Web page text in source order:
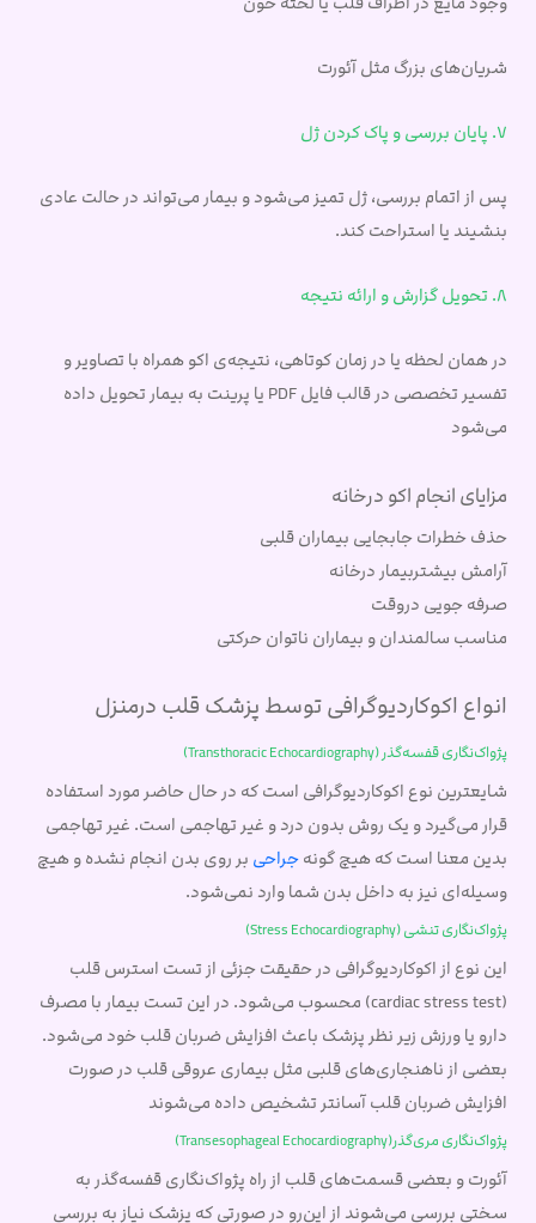
شریان‌های بزرگ مثل آئورت
7. پایان بررسی و پاک کردن ژل
پس از اتمام بررسی، ژل تمیز می‌شود و بیمار می‌تواند در حالت عادی
بنشیند یا استراحت کند.
8. تحویل گزارش و ارائه نتیجه
در همان لحظه یا در زمان کوتاهی، نتیجه‌ی اکو همراه با تصاویر و
تفسیر تخصصی در قالب فایل PDF یا پرینت به بیمار تحویل داده
می‌شود
مزایای انجام اکو درخانه
حذف خطرات جابجایی بیماران قلبی
آرامش بیشتربیمار درخانه
صرفه جویی دروقت
مناسب سالمندان و بیماران ناتوان حرکتی
انواع اکوکاردیوگرافی توسط پزشک قلب درمنزل
پژواک‌نگاری قفسه‌گذر (Transthoracic Echocardiography)
شایعترین نوع اکوکاردیوگرافی است که در حال حاضر مورد استفاده
قرار می‌گیرد و یک روش بدون درد و غیر تهاجمی است. غیر تهاجمی
بدین معنا است که هیچ گونهجراحی بر روی بدن انجام نشده و هیچ
وسیله‌ای نیز به داخل بدن شما وارد نمی‌شود.
پژواک‌نگاری تنشی (Stress Echocardiography)
این نوع از اکوکاردیوگرافی در حقیقت جزئی از تست استرس قلب
(cardiac stress test) محسوب می‌شود. در این تست بیمار با مصرف
دارو یا ورزش زیر نظر پزشک باعث افزایش ضربان قلب خود می‌شود.
بعضی از ناهنجاری‌های قلبی مثل بیماری عروقی قلب در صورت
افزایش ضربان قلب آسانتر تشخیص داده می‌شوند
پژواک‌نگاری مری‌گذر(Transesophageal Echocardiography)
آئورت و بعضی قسمت‌های قلب از راه پژواک‌نگاری قفسه‌گذر به
سختی بررسی می‌شوند از این‌رو در صورتی که پزشک نیاز به بررسی